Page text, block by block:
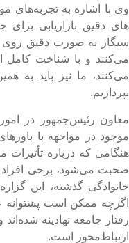
با اشاره به تجربه‌های
دقیق بازاریابی
به‌ صورت دقیق روی
و با شناخت کامل
ما نیز باید به
رئیس‌جمهور در امور
در مواجهه با
که درباره تأثیرات
می‌شود، برخی افراد
گذشته، این
ممکن است پشتوانه
جامعه نهادینه شده‌اند
است.